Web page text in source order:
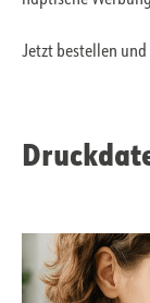
Jetzt bestellen